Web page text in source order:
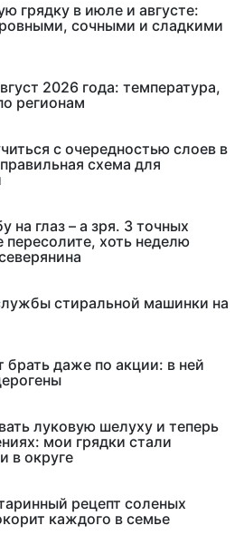
грядку в июле и августе:
сочными и сладкими
2026 года: температура,
регионам
с очередностью слоев в
схема для
на глаз – а зря. 3 точных
пересолите, хоть неделю
стиральной машинки на
брать даже по акции: в ней
луковую шелуху и теперь
мои грядки стали
в округе
рецепт соленых
каждого в семье